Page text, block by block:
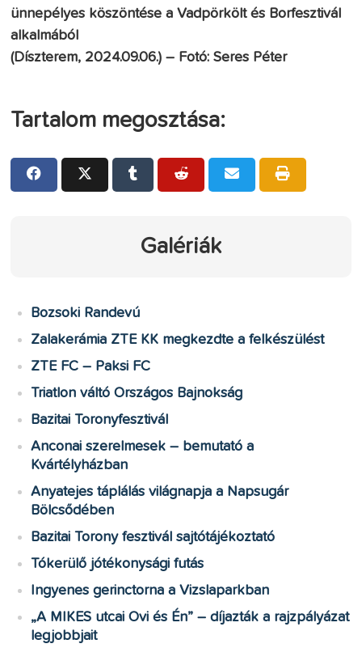
ünnepélyes köszöntése a Vadpörkölt és Borfesztivál
alkalmából
(Díszterem, 2024.09.06.) – Fotó: Seres Péter
Tartalom megosztása:
Galériák
Bozsoki Randevú
Zalakerámia ZTE KK megkezdte a felkészülést
ZTE FC – Paksi FC
Triatlon váltó Országos Bajnokság
Bazitai Toronyfesztivál
Anconai szerelmesek – bemutató a
Kvártélyházban
Anyatejes táplálás világnapja a Napsugár
Bölcsődében
Bazitai Torony fesztivál sajtótájékoztató
Tókerülő jótékonysági futás
Ingyenes gerinctorna a Vizslaparkban
„A MIKES utcai Ovi és Én” – díjazták a rajzpályázat
legjobbjait